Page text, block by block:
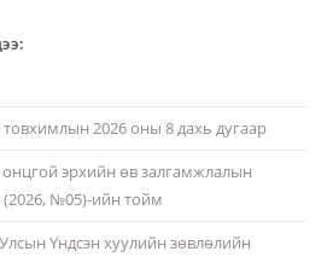
2026 оны 8 дахь дугаар
эрхийн өв залгамжлалын
(2026, №05)-ийн тойм
Үндсэн хуулийн зөвлөлийн